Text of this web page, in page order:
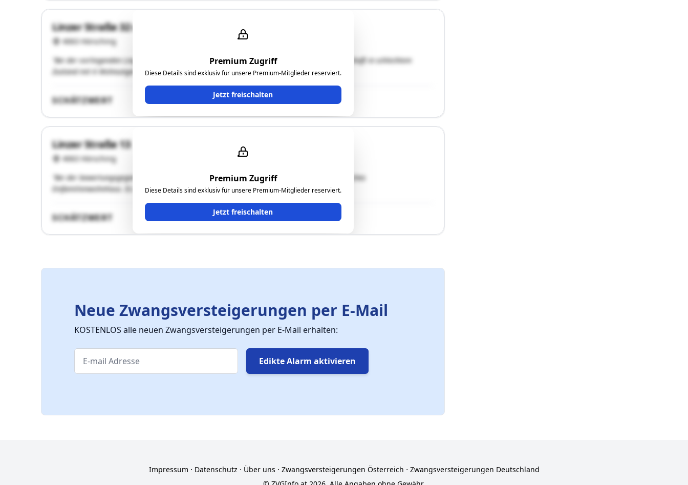
Premium Zugriff
Diese Details sind exklusiv für unsere Premium-Mitglieder reserviert.
Jetzt freischalten
Linzer Straße 32 und 32a
4063 Hörsching
"Bei der vorliegenden Liegenschaft handelt es sich um eine ältere gemischt genutzte Liegen-schaft in schlechtem
Zustand mit 6 Wohnungen und einer Geschäftsfläche."
SCHÄTZWERT
Premium Zugriff
Diese Details sind exklusiv für unsere Premium-Mitglieder reserviert.
Jetzt freischalten
Linzer Straße 13
4063 Hörsching
"Bei der bewertungsgegenständlichen Liegenschaft handelt es sich um ein in Abbruch befindliches
Einfamilienwohnhaus. Es ist bereits ein Projekt für einen Neubau baurechtlich genehmigt."
SCHÄTZWERT
Neue Zwangsversteigerungen per E-Mail
KOSTENLOS alle neuen Zwangsversteigerungen per E-Mail erhalten:
Edikte Alarm aktivieren
Impressum ⋅ Datenschutz ⋅ Über uns ⋅ Zwangsversteigerungen Österreich ⋅ Zwangsversteigerungen Deutschland